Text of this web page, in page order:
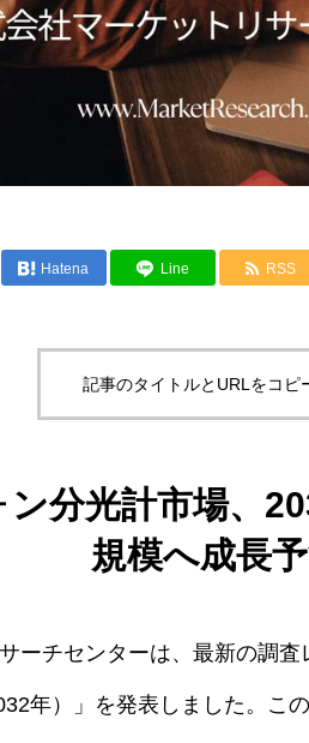
Hatena Line RSS
記事のタイトルとURLをコピ
分光計市場、
規模へ成長
ーチセンターは、最新の調
年）」を発表しました。こ